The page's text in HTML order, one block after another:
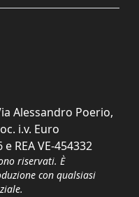
Alessandro Poerio,
i.v. Euro
REA VE-454332
riservati. È
con qualsiasi